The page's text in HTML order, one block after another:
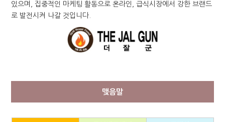
있으며, 집중적인 마케팅 활동으로 온라인, 급식시장에서 강한 브랜드
로 발전시켜 나갈 것입니다.
맺음말